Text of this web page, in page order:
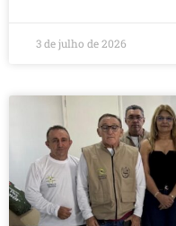
3 de julho de 2026